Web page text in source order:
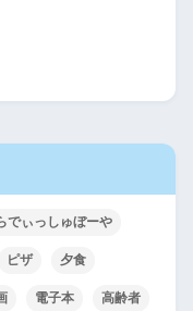
でぃっしゅぼーや
ピザ 夕食
電子本 高齢者